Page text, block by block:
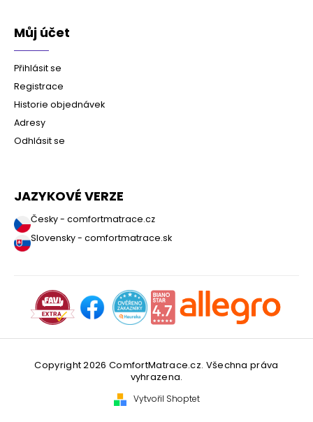
Můj účet
Přihlásit se
Registrace
Historie objednávek
Adresy
Odhlásit se
JAZYKOVÉ VERZE
Česky - comfortmatrace.cz
Slovensky - comfortmatrace.sk
Vytvořil Shoptet
Copyright 2026 ComfortMatrace.cz. Všechna práva
vyhrazena.